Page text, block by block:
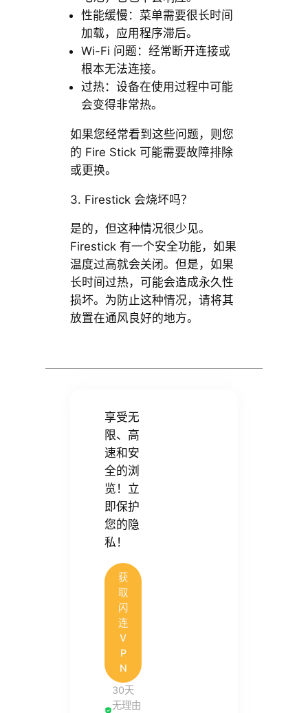
性能缓慢：菜单需要很长时间
加载，应用程序滞后。
Wi-Fi 问题：经常断开连接或
根本无法连接。
过热：设备在使用过程中可能
会变得非常热。
如果您经常看到这些问题，则您
的 Fire Stick 可能需要故障排除
或更换。
3. Firestick 会烧坏吗？
是的，但这种情况很少见。
Firestick 有一个安全功能，如果
温度过高就会关闭。但是，如果
长时间过热，可能会造成永久性
损坏。为防止这种情况，请将其
放置在通风良好的地方。
享受无
限、高
速和安
全的浏
览！立
即保护
您的隐
私！
获
取
闪
连
V
P
N
30天
无理由